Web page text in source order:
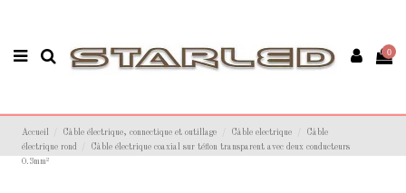
0
Accueil Câble électrique, connectique et outillage Câble electrique
Câble
électrique rond
Câble électrique coaxial sur téflon transparent avec deux conducteurs
0.3mm²